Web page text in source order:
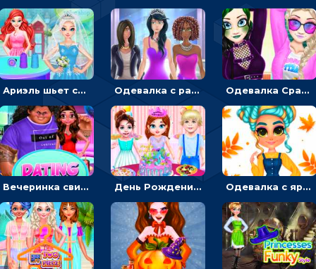
Ариэль шьет свадебные платья для принцесс в салоне - одевалка Одевалка с разными стилями: переодевать, красить и выигрывать конкурс красоты Одевалка Сражение для девочек-принцесс: софт против гранжа
Вечеринка свиданий: одевалка для влюбленных День Рождения Тейлор: печь торт для девочки или наряжать именинницу Одевалка с яркими осенними нарядами: собирать образ для прогулки